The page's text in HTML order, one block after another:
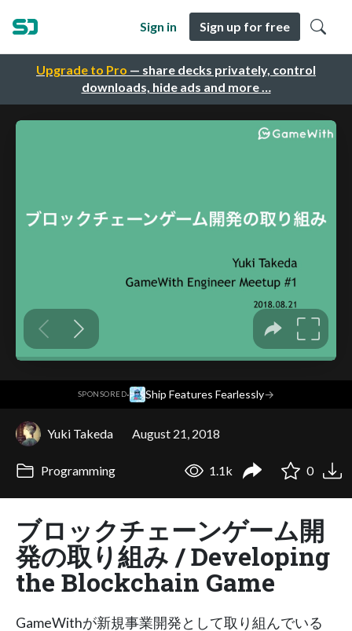
Upgrade to Pro — share decks privately, control
downloads, hide ads and more …
Sign in Sign up for free
SPONSORED· Ship Features Fearlessly→
Yuki Takeda August 21, 2018
Programming 1.1k 0
ブロックチェーンゲーム開
発の取り組み / Developing
the Blockchain Game
GameWithが新規事業開発として取り組んでいる